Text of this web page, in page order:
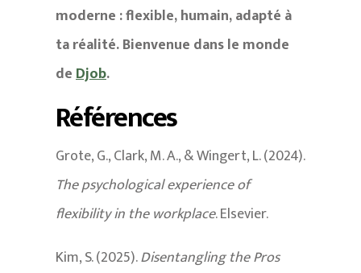
moderne : flexible, humain, adapté à
ta réalité. Bienvenue dans le monde
deDjob.
Références
Grote, G., Clark, M. A., & Wingert, L. (2024).
The psychological experience of
flexibility in the workplace. Elsevier.
Kim, S. (2025).Disentangling the Pros